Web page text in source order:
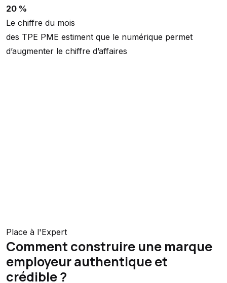
20 %
Le chiffre du mois
des TPE PME estiment que le numérique permet
d’augmenter le chiffre d’affaires
Place à l'Expert
Comment construire une marque
employeur authentique et
crédible ?